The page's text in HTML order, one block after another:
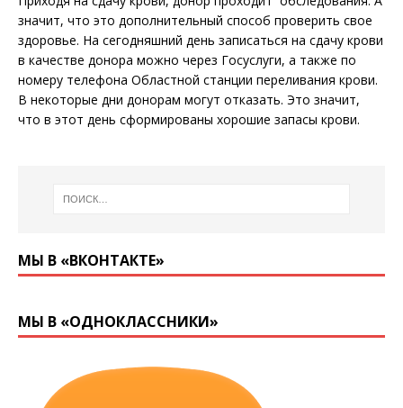
значит, что это дополнительный способ проверить свое
здоровье. На сегодняшний день записаться на сдачу крови
в качестве донора можно через Госуслуги, а также по
номеру телефона Областной станции переливания крови.
В некоторые дни донорам могут отказать. Это значит,
что в этот день сформированы хорошие запасы крови.
МЫ В «ВКОНТАКТЕ»
МЫ В «ОДНОКЛАССНИКИ»